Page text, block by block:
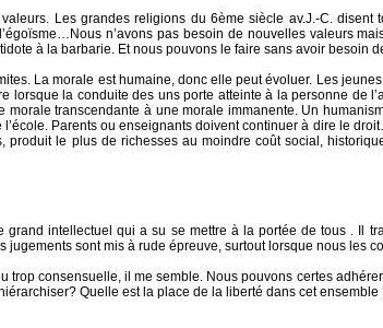
valeurs. Les grandes religions du 6ème siècle av.J.-C.
n’avons pas besoin de nouvelles valeurs
à la barbarie. Et nous pouvons le faire sans avoir besoin
La morale est humaine, donc elle peut évoluer. Les
la conduite des uns porte atteinte à la personne de
morale transcendante à une morale immanente. Un
l’école. Parents ou enseignants doivent continuer à dire le
le plus de richesses au moindre coût social,
grand intellectuel qui a su se mettre à la portée de tous . Il
jugements sont mis à rude épreuve, surtout lorsque nous les
trop consensuelle, il me semble. Nous pouvons certes
Quelle est la place de la liberté dans cet